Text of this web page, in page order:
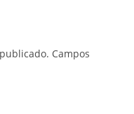
Campos